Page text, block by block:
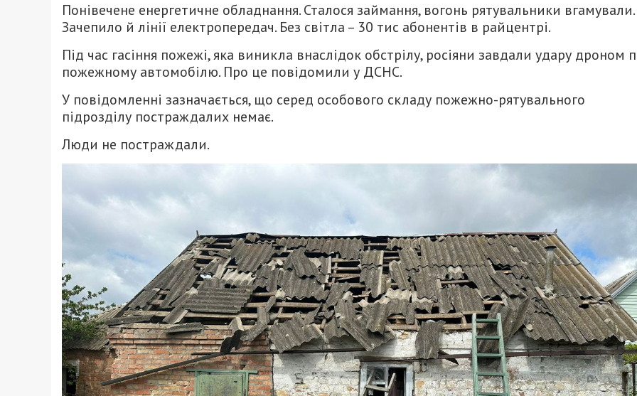
Понівечене енергетичне обладнання. Сталося займання, вогонь рятувальники вгамували.
Зачепило й лінії електропередач. Без світла – 30 тис абонентів в райцентрі.
Під час гасіння пожежі, яка виникла внаслідок обстрілу, росіяни завдали удару дроном
пожежному автомобілю. Про це повідомили у ДСНС.
У повідомленні зазначається, що серед особового складу пожежно-рятувального
підрозділу постраждалих немає.
Люди не постраждали.